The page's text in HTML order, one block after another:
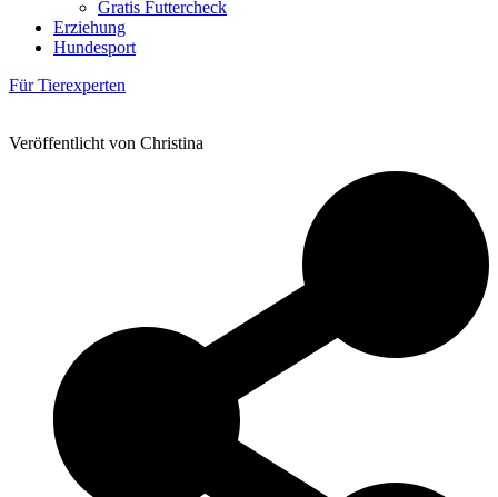
Gratis Futtercheck
Erziehung
Hundesport
Für Tierexperten
Veröffentlicht von Christina